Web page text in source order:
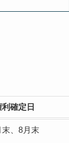
利確定日
末、8月末